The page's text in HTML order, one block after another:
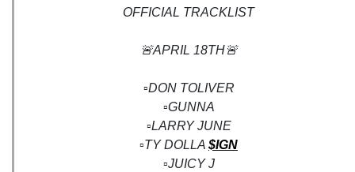
OFFICIAL TRACKLIST
🚨APRIL 18TH🚨
▫️DON TOLIVER
▫️GUNNA
▫️LARRY JUNE
▫️TY DOLLA $IGN
▫️JUICY J